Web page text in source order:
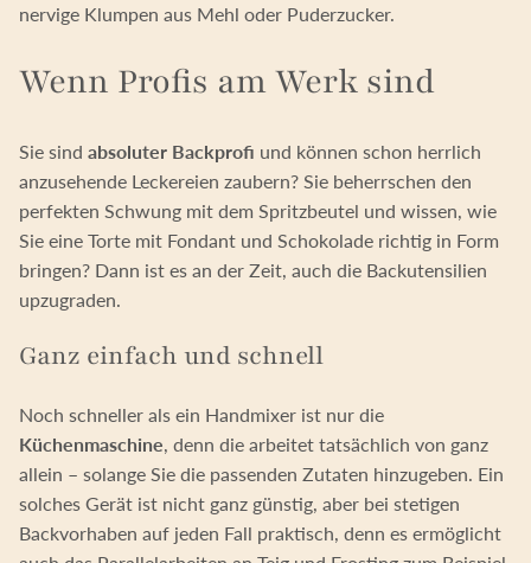
nervige Klumpen aus Mehl oder Puderzucker.
Wenn Profis am Werk sind
Sie sind absoluter Backprofi und können schon herrlich
anzusehende Leckereien zaubern? Sie beherrschen den
perfekten Schwung mit dem Spritzbeutel und wissen, wie
Sie eine Torte mit Fondant und Schokolade richtig in Form
bringen? Dann ist es an der Zeit, auch die Backutensilien
upzugraden.
Ganz einfach und schnell
Noch schneller als ein Handmixer ist nur die
Küchenmaschine , denn die arbeitet tatsächlich von ganz
allein – solange Sie die passenden Zutaten hinzugeben. Ein
solches Gerät ist nicht ganz günstig, aber bei stetigen
Backvorhaben auf jeden Fall praktisch, denn es ermöglicht